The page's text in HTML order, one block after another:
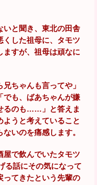
いと聞き、東北の田舎
くした祖母に、タモツ
ますが、祖母は頑なに
ちゃんも言ってや」
でも、ばあちゃんが嫌
るのも……」と答えま
うと考えていること
いのを痛感します。
屋で飲んでいたタモツ
る話にその気になって
ってきたという先輩の